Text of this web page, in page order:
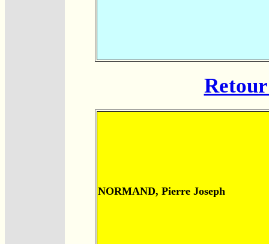
NORMAND, Pierre Joseph